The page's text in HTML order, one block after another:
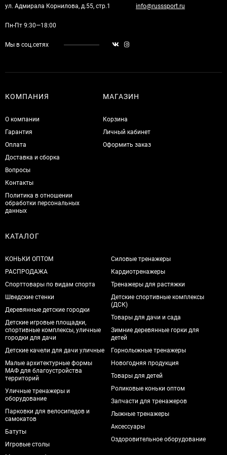
ул. Адмирала Корнилова, д.55, стр.1 info@russsport.ru
Пн-Пт 9:30—18:00
Мы в соц.сетях
КОМПАНИЯ
О компании
Гарантия
Оплата
Доставка и сборка
Вопросы
Контакты
Политика в отношении
обработки персональных
данных
МАГАЗИН
Корзина
Личный кабинет
Оформить заказ
КАТАЛОГ
КОНЬКИ ОПТОМ
РАСПРОДАЖА
Спорттовары по видам спорта
Шведские стенки
Деревянные детские городки
Детские игровые площадки,
спортивные комплексы, уличные
городки для дачи
Детские качели для дачи уличные
Малые архитектурные формы
МАФ для благоустройства
территорий
Уличные тренажеры и
оборудование
Парковки для велосипедов и
самокатов
Батуты
Игровые столы
Силовые тренажеры
Кардиотренажеры
Тренажеры для растяжки
Детские спортивные комплексы
(ДСК)
Товары для дачи и сада
Зимние деревянные горки для
детей
Горнолыжные тренажеры
Новогодняя продукция
Товары для детей
Роликовые коньки оптом
Запчасти для тренажеров
Лыжные тренажеры
Аксессуары
Оздоровительное оборудование